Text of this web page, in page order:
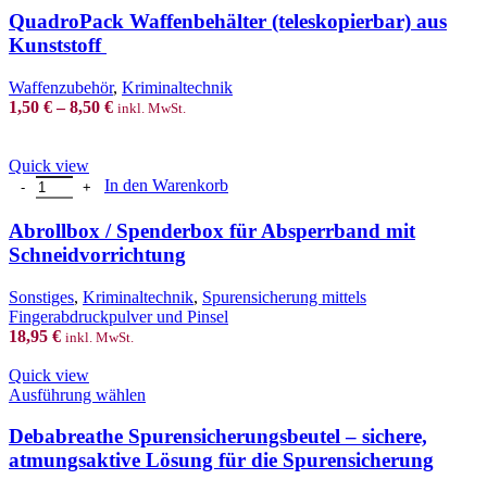
the
product
has
options
may
the
page
QuadroPack Waffenbehälter (teleskopierbar) aus
Kunststoff
Waffenzubehör, Kriminaltechnik
1,50 €–8,50 € inkl. MwSt.
Quick view
Abrollbox / Spenderbox für Absperrband mit Schneidvorrichtung
In den Warenkorb
Abrollbox / Spenderbox für Absperrband mit
Schneidvorrichtung
Sonstiges, Kriminaltechnik, Spurensicherung mittels
Fingerabdruckpulver und Pinsel
18,95 € inkl. MwSt.
Quick view
Ausführung wählen
has
multiple
variants.
Debabreathe Spurensicherungsbeutel – sichere,
atmungsaktive Lösung für die Spurensicherung